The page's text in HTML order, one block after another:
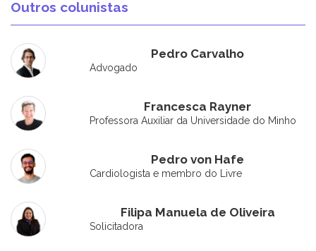
Outros colunistas
Pedro Carvalho
Advogado
Francesca Rayner
Professora Auxiliar da Universidade do Minho
Pedro von Hafe
Cardiologista e membro do Livre
Filipa Manuela de Oliveira
Solicitadora